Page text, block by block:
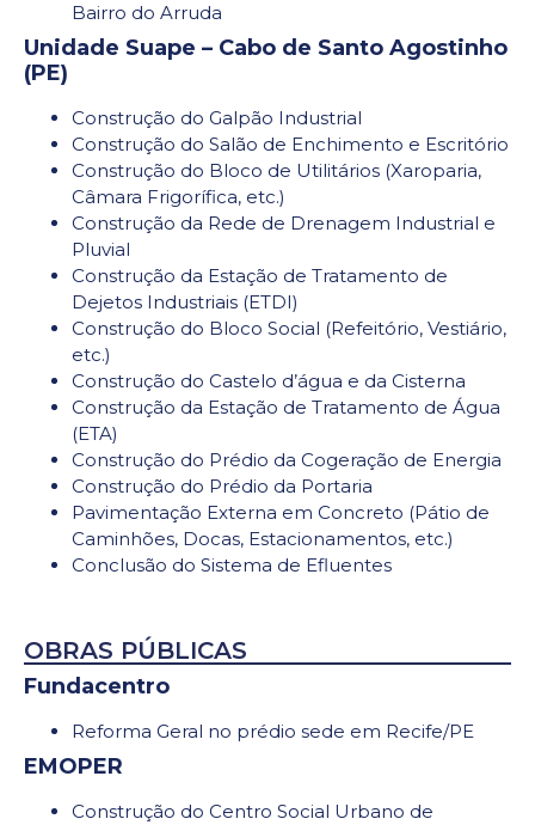
Bairro do Arruda
Unidade Suape – Cabo de Santo Agostinho
(PE)
Construção do Galpão Industrial
Construção do Salão de Enchimento e Escritório
Construção do Bloco de Utilitários (Xaroparia,
Câmara Frigorífica, etc.)
Construção da Rede de Drenagem Industrial e
Pluvial
Construção da Estação de Tratamento de
Dejetos Industriais (ETDI)
Construção do Bloco Social (Refeitório, Vestiário,
etc.)
Construção do Castelo d’água e da Cisterna
Construção da Estação de Tratamento de Água
(ETA)
Construção do Prédio da Cogeração de Energia
Construção do Prédio da Portaria
Pavimentação Externa em Concreto (Pátio de
Caminhões, Docas, Estacionamentos, etc.)
Conclusão do Sistema de Efluentes
OBRAS PÚBLICAS
Fundacentro
Reforma Geral no prédio sede em Recife/PE
EMOPER
Construção do Centro Social Urbano de